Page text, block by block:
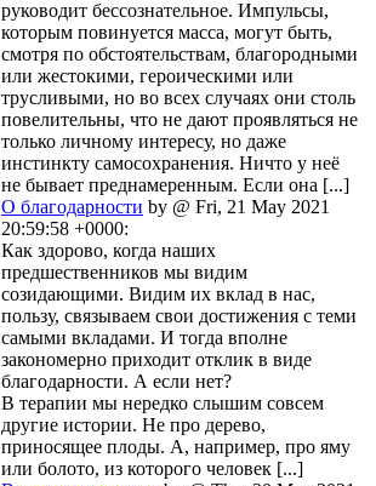
руководит бессознательное. Импульсы,
которым повинуется масса, могут быть,
смотря по обстоятельствам, благородными
или жестокими, героическими или
трусливыми, но во всех случаях они столь
повелительны, что не дают проявляться не
только личному интересу, но даже
инстинкту самосохранения. Ничто у неё
не бывает преднамеренным. Если она [...]
О благодарности by @ Fri, 21 May 2021
20:59:58 +0000:
Как здорово, когда наших
предшественников мы видим
созидающими. Видим их вклад в нас,
пользу, связываем свои достижения с теми
самыми вкладами. И тогда вполне
закономерно приходит отклик в виде
благодарности. А если нет?
В терапии мы нередко слышим совсем
другие истории. Не про дерево,
приносящее плоды. А, например, про яму
или болото, из которого человек [...]